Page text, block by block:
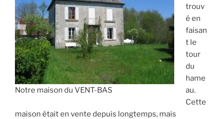
Notre maison du VENT-BAS
trouv
é en
faisan
t le
tour
du
hame
au.
Cette
maison était en vente depuis longtemps, mais